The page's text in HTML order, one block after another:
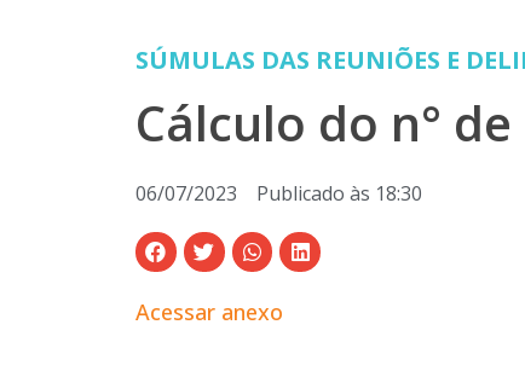
SÚMULAS DAS REUNIÕES E
Cálculo do n°
06/07/2023 Publicado às 18:30
Acessar anexo